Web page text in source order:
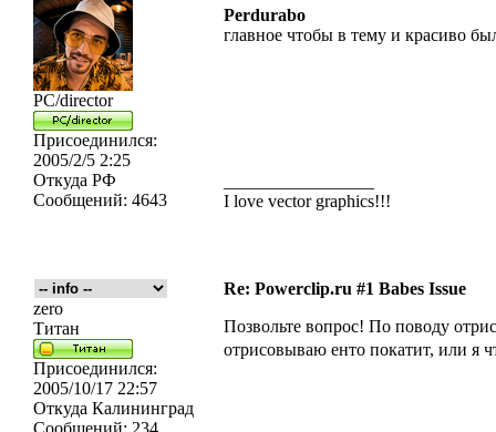
PC/director
Присоединился:
2005/2/5 2:25
Откуда РФ
Сообщений: 4643
Perdurabo
главное чтобы в тему и красиво
I love vector graphics!!!
Re: Powerclip.ru #1 Babes Issue
zero
Титан
Присоединился:
2005/10/17 22:57
Откуда Калининград
Сообщений: 234
Позвольте вопрос! По поводу
отрисовываю енто покатит, или я